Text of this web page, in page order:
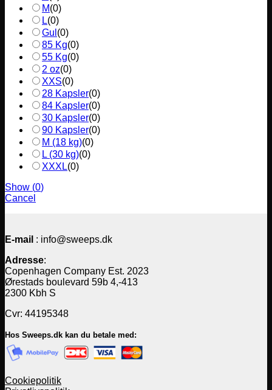
M(0)
L(0)
Gul (0)
85 Kg(0)
55 Kg(0)
2 oz(0)
XXS(0)
28 Kapsler(0)
84 Kapsler(0)
30 Kapsler(0)
90 Kapsler(0)
M (18 kg)(0)
L (30 kg)(0)
XXXL(0)
Show (0)
Cancel
E-mail : info@sweeps.dk
Adresse:
Copenhagen Company Est. 2023
Ørestads boulevard 59b 4,-413
2300 Kbh S
Cvr: 44195348
Hos Sweeps.dk kan du betale med:
Cookiepolitik